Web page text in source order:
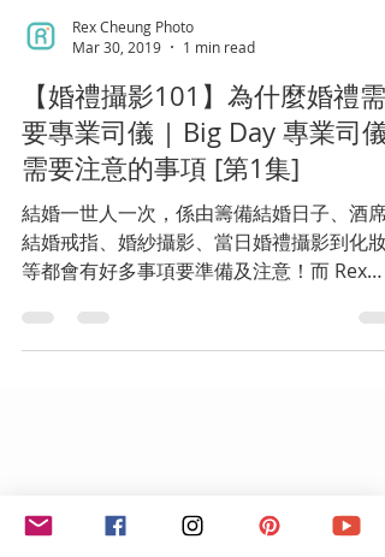
Rex Cheung Photo
Mar 30, 2019
1 min read
【婚禮攝影101】為什麼婚禮需
要專業司儀 | Big Day 專業司儀
需要注意的事項 [第1集]
結婚一世人一次，係由籌備結婚日子、酒席
結婚戒指、婚紗攝影、當日婚禮攝影到化妝
等都會有好多事項要準備及注意！而 Rex
結婚嘅新人一啲貼士及注意嘅事項! 希望佢哋
能夠影多啲靚相。 ...